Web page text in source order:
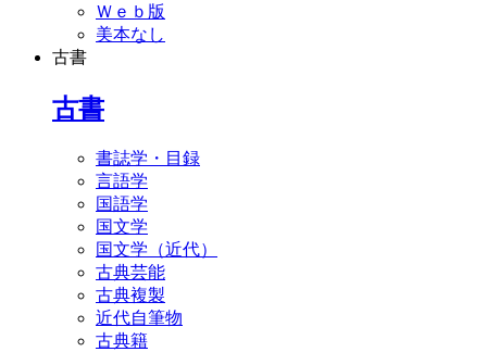
Ｗｅｂ版
美本なし
古書
古書
書誌学・目録
言語学
国語学
国文学
国文学（近代）
古典芸能
古典複製
近代自筆物
古典籍